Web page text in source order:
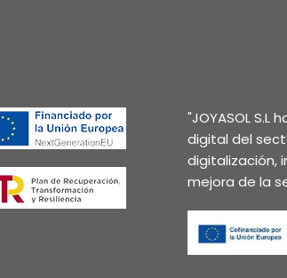
"JOYASOL
digital del
digitalización,
mejora de la